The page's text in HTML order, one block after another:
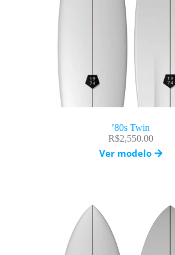
’80s Twin
R$2,550.00
Ver modelo